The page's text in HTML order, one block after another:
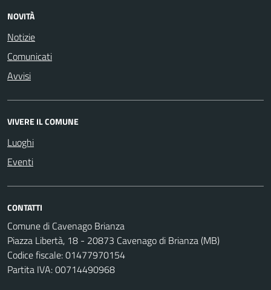
NOVITÀ
Notizie
Comunicati
Avvisi
VIVERE IL COMUNE
Luoghi
Eventi
CONTATTI
Comune di Cavenago Brianza
Piazza Libertà, 18 - 20873 Cavenago di Brianza (MB)
Codice fiscale: 01477970154
Partita IVA: 00714490968